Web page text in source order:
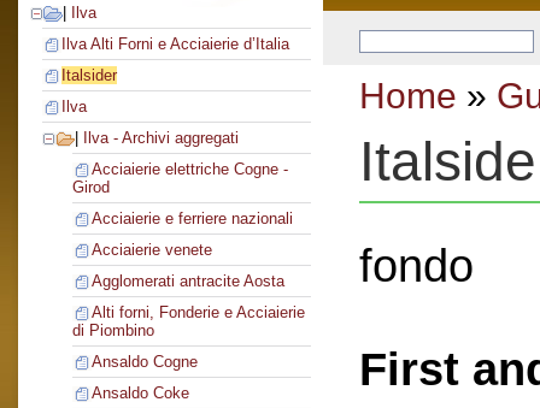
Ilva
Ilva Alti Forni e Acciaierie d’Italia
Italsider
Ilva
Ilva - Archivi aggregati
Acciaierie elettriche Cogne -
Girod
Acciaierie e ferriere nazionali
Acciaierie venete
Agglomerati antracite Aosta
Alti forni, Fonderie e Acciaierie
di Piombino
Ansaldo Cogne
Ansaldo Coke
Home »
fondo
First